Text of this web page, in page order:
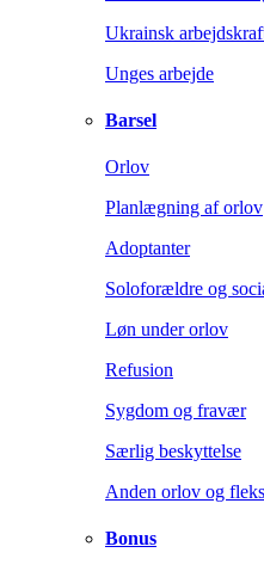
Ukrainsk
Unges arbejde
Barsel
Orlov
Planlægning af orlov
Adoptanter
Soloforældre og
Løn under orlov
Refusion
Sygdom og fravær
Særlig beskyttelse
Anden orlov og
Bonus